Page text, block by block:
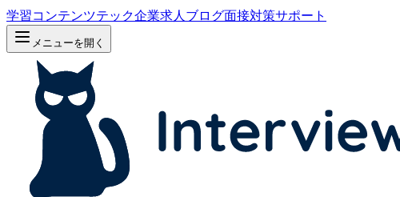
学習コンテンツテック企業求人 ブログ面接対策サポート
メニューを開く